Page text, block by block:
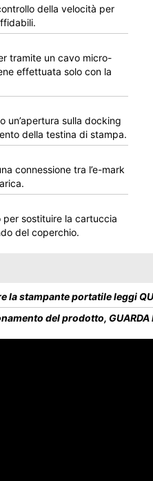
della velocità per
tramite un cavo micro-
effettuata solo con la
un’apertura sulla docking
della testina di stampa.
connessione tra l’e-mark
sostituire la cartuccia
del coperchio.
la stampante portatile leggi
del prodotto, GUARDA